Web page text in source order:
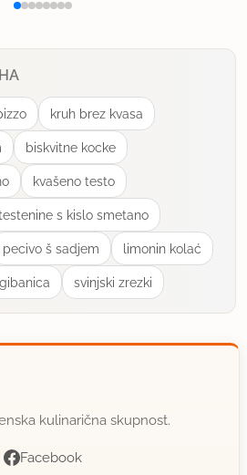
kruh brez kvasa
biskvitne kocke
kvašeno testo
s kislo smetano
pecivo š sadjem limonin kolać
gibanica svinjski zrezki
kulinarična skupnost.
Facebook